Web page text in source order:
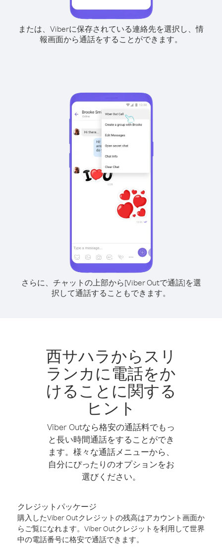
または、Viberに保存されている連絡先を選択し、情
報画面から通話をすることができます。
さらに、チャットの上部から[Viber Outで通話]を選
択して通話することもできます。
西サハラからスリ
ランカに電話をか
けることに関する
ヒント
Viber Outなら格安の通話料でもっ
と長い時間通話をすることができ
ます。様々な通話メニューから、
自分にぴったりのオプションをお
選びください。
クレジットパッケージ
購入したViber Outクレジットの残高はアカウント画面か
らご覧になれます。Viber Outクレジットを利用して世界
中の電話番号に格安で通話できます。